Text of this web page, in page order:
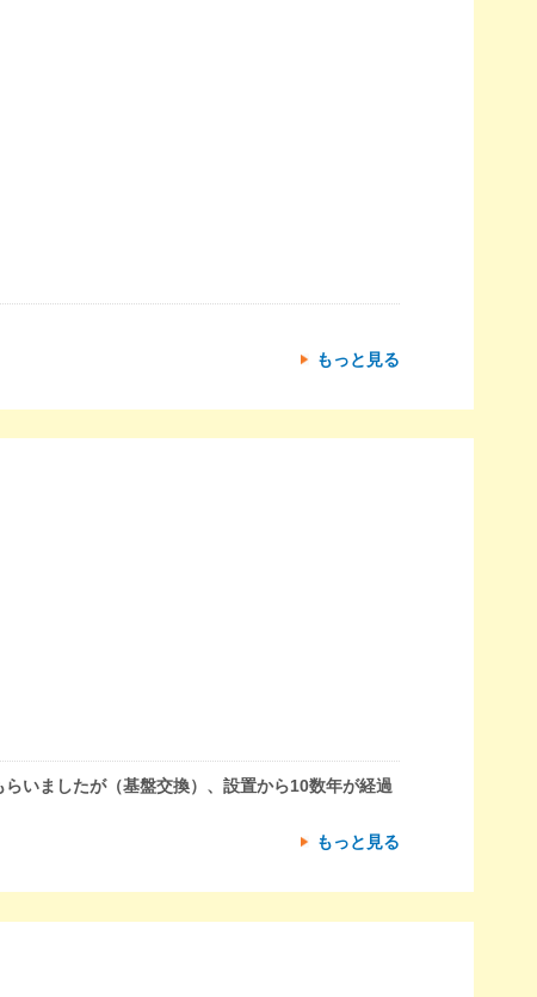
もっと見る
いましたが（基盤交換）、設置から10数年が経過
もっと見る